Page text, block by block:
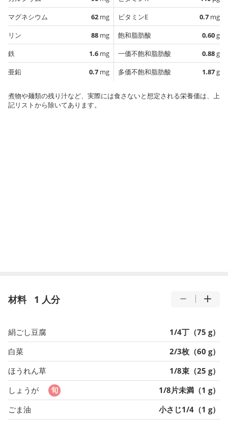
マグネシウム
62 mg
リン
88 mg
鉄
1.6 mg
亜鉛
0.7 mg
ビタミンE
0.7 mg
飽和脂肪酸
0.60g
一価不飽和脂肪酸
0.88g
多価不飽和脂肪酸
1.87g
煮物や麺類の残り汁など、実際には食さないと想定される栄養価は、上
記リストから除いてあります。
材料 1 人分
絹ごし豆腐
1/4丁（75 g）
白菜
2/3枚（60 g）
ほうれん草
1/8束（25 g）
しょうが
1/8片未満（1 g）
ごま油
小さじ1/4（1 g）